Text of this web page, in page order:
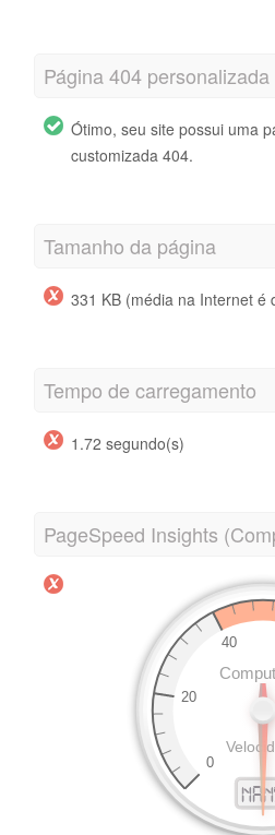
Página 404 personalizada
Ótimo, seu site possui uma
customizada 404.
Tamanho da página
331 KB (média na Internet é
Tempo de carregamento
1.72 segundo(s)
PageSpeed Insights